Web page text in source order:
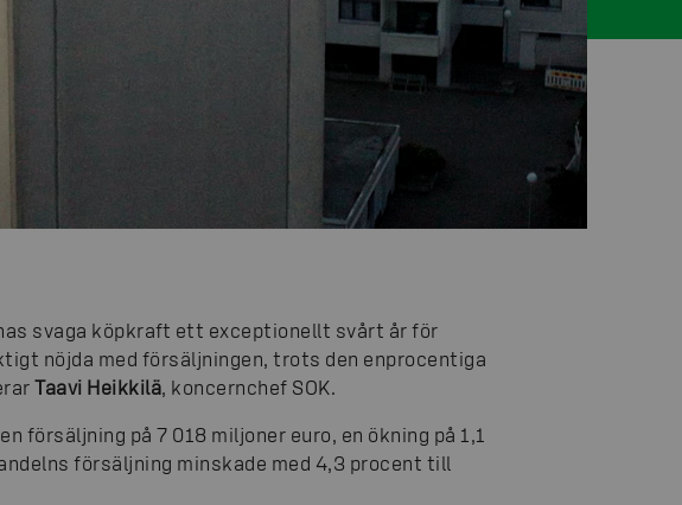
svaga köpkraft ett exceptionellt svårt år för
nöjda med försäljningen, trots den enprocentiga
Taavi Heikkilä, koncernchef SOK.
försäljning på 7 018 miljoner euro, en ökning på 1,1
försäljning minskade med 4,3 procent till